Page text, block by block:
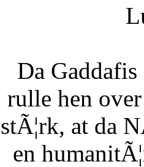
Da
rulle hen
stÃ¦rk, at da
en